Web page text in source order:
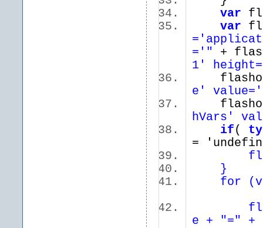
var
var
='" +
1'
e'
hVars'
if(
=
}
for (var
e + "=" +